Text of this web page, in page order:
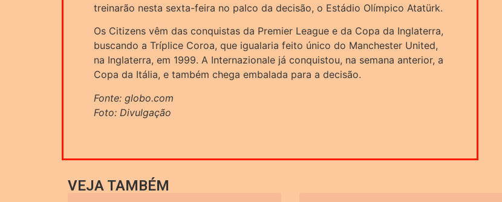
treinarão nesta sexta-feira no palco da decisão, o Estádio Olímpico Atatürk.
Os Citizens vêm das conquistas da Premier League e da Copa da Inglaterra,
buscando a Tríplice Coroa, que igualaria feito único do Manchester United,
na Inglaterra, em 1999. A Internazionale já conquistou, na semana anterior, a
Copa da Itália, e também chega embalada para a decisão.
Fonte: globo.com
Foto: Divulgação
VEJA TAMBÉM